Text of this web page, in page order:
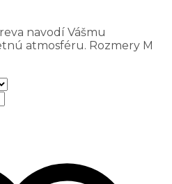
navodí Vášmu
atmosféru. Rozmery M